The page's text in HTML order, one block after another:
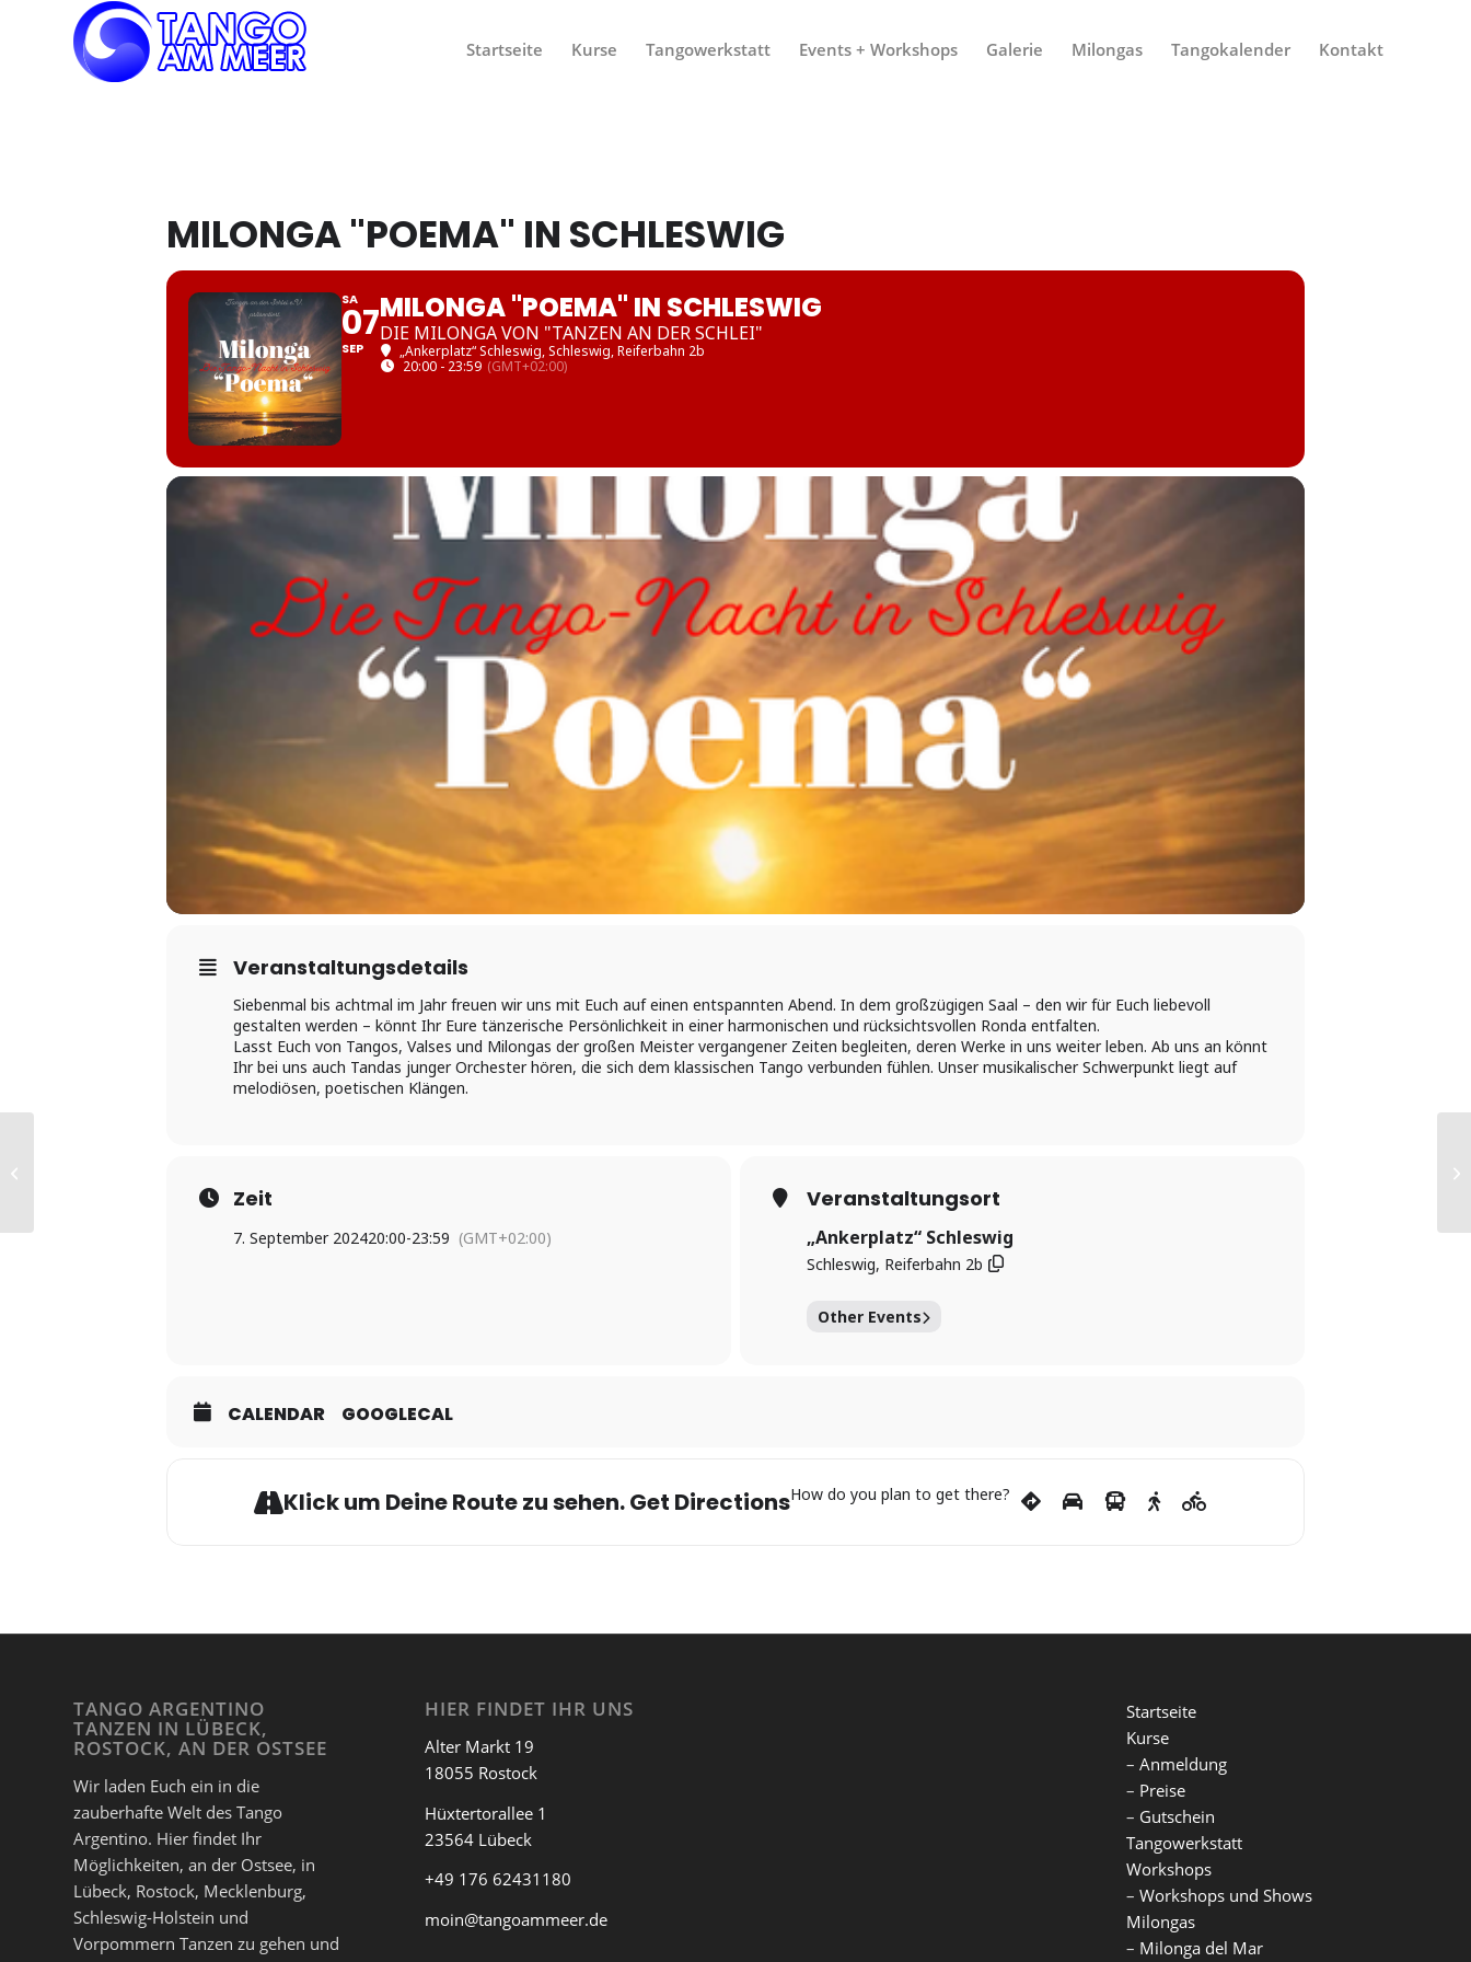
Startseite Kurse Tangowerkstatt Events + Workshops Galerie Milongas Tangokalender Kontakt
MILONGA "POEMA" IN SCHLESWIG
SA
07
SEP
MILONGA "POEMA" IN SCHLESWIG
DIE MILONGA VON "TANZEN AN DER SCHLEI"
„Ankerplatz“ Schleswig, Schleswig, Reiferbahn 2b
20:00 - 23:59 (GMT+02:00)
Veranstaltungsdetails
Siebenmal bis achtmal im Jahr freuen wir uns mit Euch auf einen entspannten Abend. In dem großzügigen Saal – den wir für Euch liebevoll
gestalten werden – könnt Ihr Eure tänzerische Persönlichkeit in einer harmonischen und rücksichtsvollen Ronda entfalten.
Lasst Euch von Tangos, Valses und Milongas der großen Meister vergangener Zeiten begleiten, deren Werke in uns weiter leben. Ab uns an könnt
Ihr bei uns auch Tandas junger Orchester hören, die sich dem klassischen Tango verbunden fühlen. Unser musikalischer Schwerpunkt liegt auf
melodiösen, poetischen Klängen.
Zeit
7. September 202420:00-23:59 (GMT+02:00)
Veranstaltungsort
„Ankerplatz“ Schleswig
Schleswig, Reiferbahn 2b
Other Events
CALENDAR GOOGLECAL
Klick um Deine Route zu sehen. Get DirectionsHow do you plan to get there?
TANGO ARGENTINO
TANZEN IN LÜBECK,
ROSTOCK, AN DER OSTSEE
Wir laden Euch ein in die
zauberhafte Welt des Tango
Argentino. Hier findet Ihr
Möglichkeiten, an der Ostsee, in
Lübeck, Rostock, Mecklenburg,
Schleswig-Holstein und
Vorpommern Tanzen zu gehen und
HIER FINDET IHR UNS
Alter Markt 19
18055 Rostock
Hüxtertorallee 1
23564 Lübeck
+49 176 62431180
moin@tangoammeer.de
Startseite
Kurse
– Anmeldung
– Preise
– Gutschein
Tangowerkstatt
Workshops
– Workshops und Shows
Milongas
– Milonga del Mar